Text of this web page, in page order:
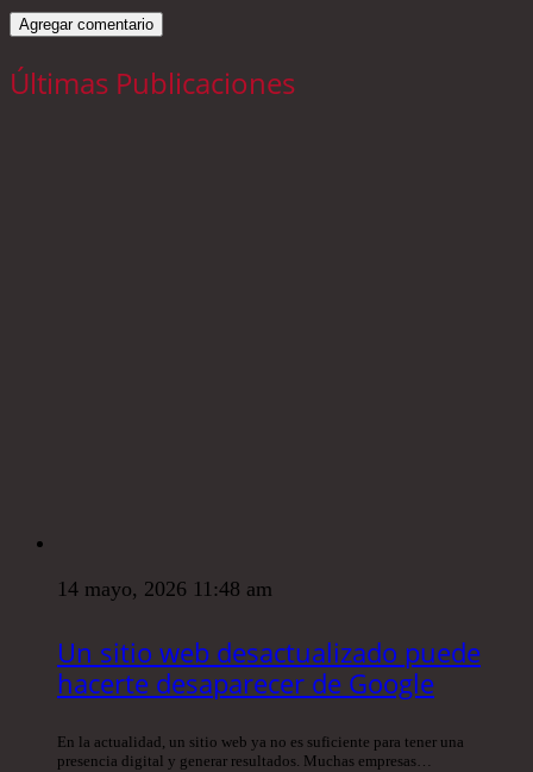
Últimas Publicaciones
14 mayo, 2026 11:48 am
Un sitio web desactualizado puede
hacerte desaparecer de Google
En la actualidad, un sitio web ya no es suficiente para tener una
presencia digital y generar resultados. Muchas empresas…